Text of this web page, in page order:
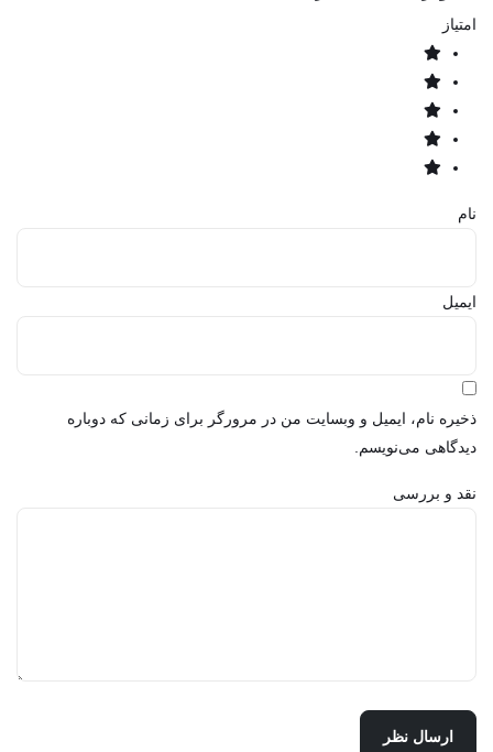
امتیاز
نام
ایمیل
ذخیره نام، ایمیل و وبسایت من در مرورگر برای زمانی که دوباره
دیدگاهی می‌نویسم.
نقد و بررسی